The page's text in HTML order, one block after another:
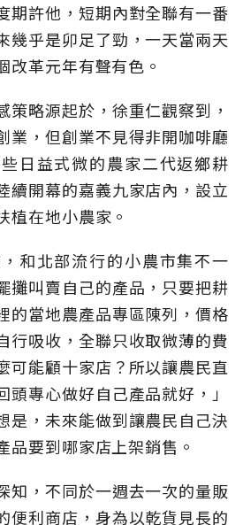
期許他，短期內對全聯有一番
幾乎是卯足了勁，一天當兩天
改革元年有聲有色。
策略源起於，徐重仁觀察到，
業，但創業不見得非開咖啡廳
日益式微的農家二代返鄉耕
續開幕的嘉義九家店內，設立
植在地小農家。
和北部流行的小農市集不一
攤叫賣自己的產品，只要把耕
的當地農產品專區陳列，價格
行吸收，全聯只收取微薄的費
可能顧十家店？所以讓農民直
專心做好自己產品就好，」
是，未來能做到讓農民自己決
品要到哪家店上架銷售。
知，不同於一週去一次的量販
便利商店，身為以乾貨見長的